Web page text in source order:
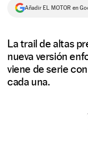
NEWSLETTER
Añadir EL MOTOR en
La trail de altas
nueva versión
viene de serie
cada una.